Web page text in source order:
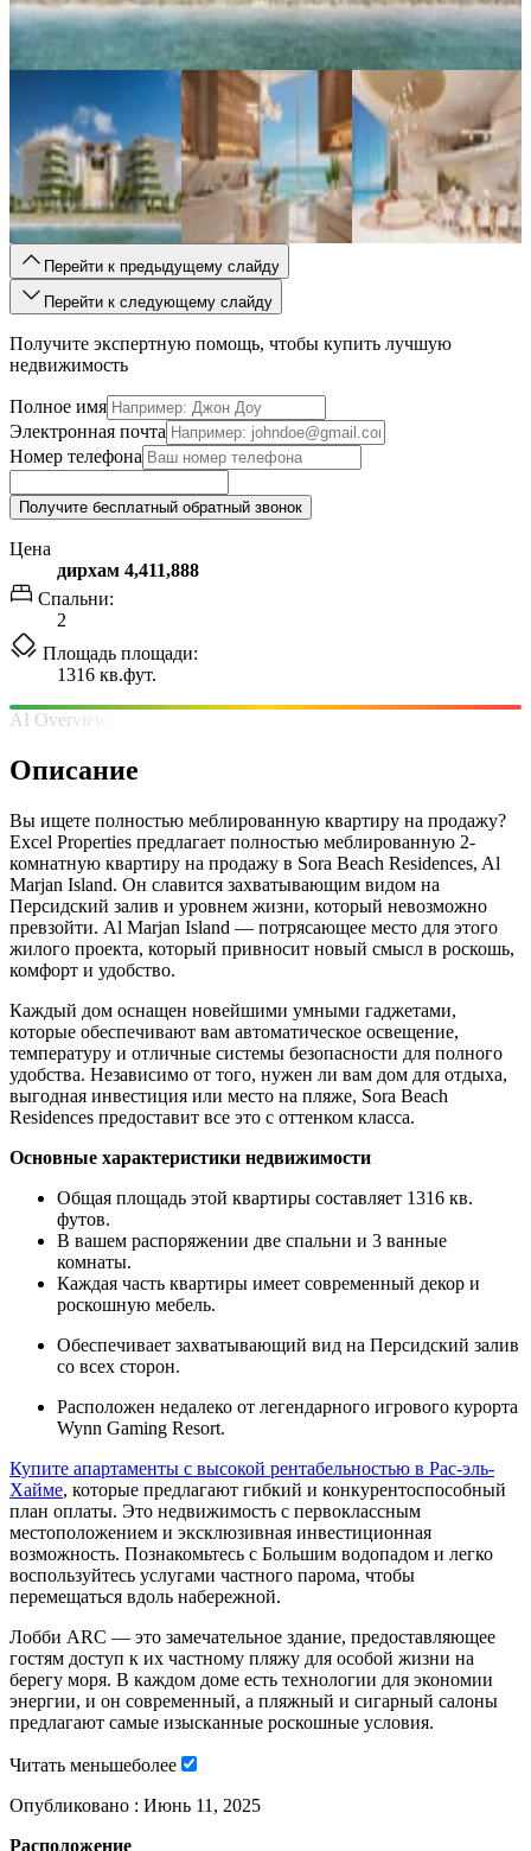
Перейти к предыдущему слайду
Перейти к следующему слайду
Получите экспертную помощь, чтобы купить лучшую
недвижимость
Полное имя
Электронная почта
Номер телефона
Получите бесплатный обратный звонок
Цена
дирхам 4,411,888
Спальни:
2
Площадь площади:
1316 кв.фут.
AI Overview
Описание
Вы ищете полностью меблированную квартиру на продажу?
Excel Properties предлагает полностью меблированную 2-
комнатную квартиру на продажу в Sora Beach Residences, Al
Marjan Island. Он славится захватывающим видом на
Персидский залив и уровнем жизни, который невозможно
превзойти. Al Marjan Island — потрясающее место для этого
жилого проекта, который привносит новый смысл в роскошь,
комфорт и удобство.
Каждый дом оснащен новейшими умными гаджетами,
которые обеспечивают вам автоматическое освещение,
температуру и отличные системы безопасности для полного
удобства. Независимо от того, нужен ли вам дом для отдыха,
выгодная инвестиция или место на пляже, Sora Beach
Residences предоставит все это с оттенком класса.
Основные характеристики недвижимости
Общая площадь этой квартиры составляет 1316 кв.
футов.
В вашем распоряжении две спальни и 3 ванные
комнаты.
Каждая часть квартиры имеет современный декор и
роскошную мебель.
Обеспечивает захватывающий вид на Персидский залив
со всех сторон.
Расположен недалеко от легендарного игрового курорта
Wynn Gaming Resort.
Купите апартаменты с высокой рентабельностью в Рас-эль-
Хайме, которые предлагают гибкий и конкурентоспособный
план оплаты. Это недвижимость с первоклассным
местоположением и эксклюзивная инвестиционная
возможность. Познакомьтесь с Большим водопадом и легко
воспользуйтесь услугами частного парома, чтобы
перемещаться вдоль набережной.
Лобби ARC — это замечательное здание, предоставляющее
гостям доступ к их частному пляжу для особой жизни на
берегу моря. В каждом доме есть технологии для экономии
энергии, и он современный, а пляжный и сигарный салоны
предлагают самые изысканные роскошные условия.
Читать меньшеболее
Опубликовано : Июнь 11, 2025
Расположение